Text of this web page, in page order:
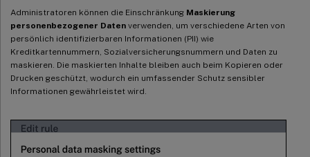
Administratoren können die Einschränkung Maskierung
personenbezogener Daten verwenden, um verschiedene Arten von
persönlich identifizierbaren Informationen (PII) wie
Kreditkartennummern, Sozialversicherungsnummern und Daten zu
maskieren. Die maskierten Inhalte bleiben auch beim Kopieren oder
Drucken geschützt, wodurch ein umfassender Schutz sensibler
Informationen gewährleistet wird.